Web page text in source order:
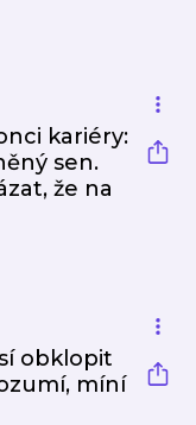
kariéry:
sen.
že na
obklopit
míní